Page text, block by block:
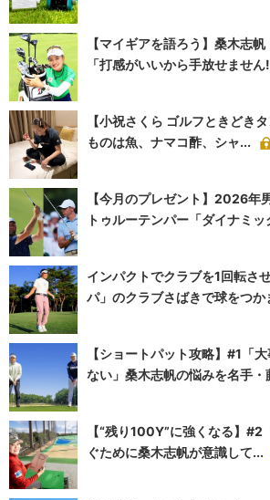
【マイギアを語ろう】桑木志
「打感がいいから手放せません!
【小祝さくら ゴルフときど
ものは魚、ナマコ酢、シャ...
【今月のプレゼント】2026年
トゥルーテンパー「ダイナミッ
インパクトでクラブを1回転さ
パ」のクラブさばきで球をつか
【ショートパット攻略】#1「
ない」桑木志帆の悩みを名手・
【“残り100Y”に強くなる】
ぐために桑木志帆が意識して...